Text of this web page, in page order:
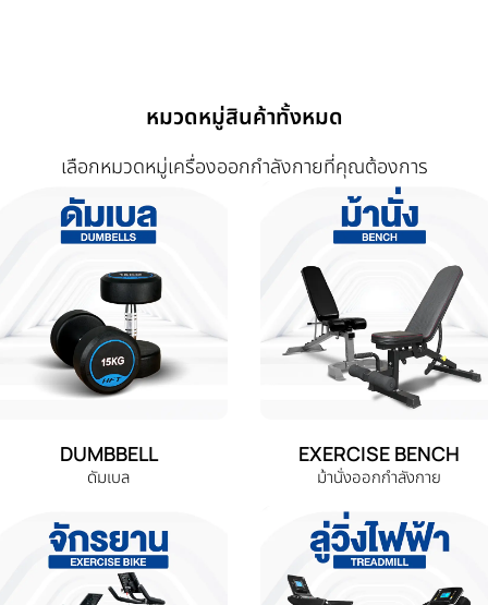
หมวดหมู่สินค้าทั้งหมด
เลือกหมวดหมู่เครื่องออกกำลังกายที่คุณต้องการ
DUMBBELL
ดัมเบล
EXERCISE BENCH
ม้านั่งออกกำลังกาย